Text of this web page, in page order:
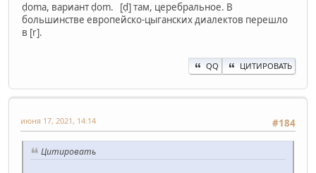
ḍoma, вариант ḍom. [ḍ] там, церебральное. В
большинстве европейско-цыганских диалектов перешло
в [r].
QQ ЦИТИРОВАТЬ
#184
июня 17, 2021, 14:14
Цитировать